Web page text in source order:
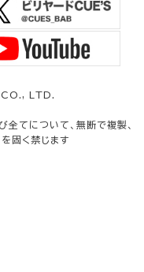
LTD.
全てについて、無断で複製、
固く禁じます